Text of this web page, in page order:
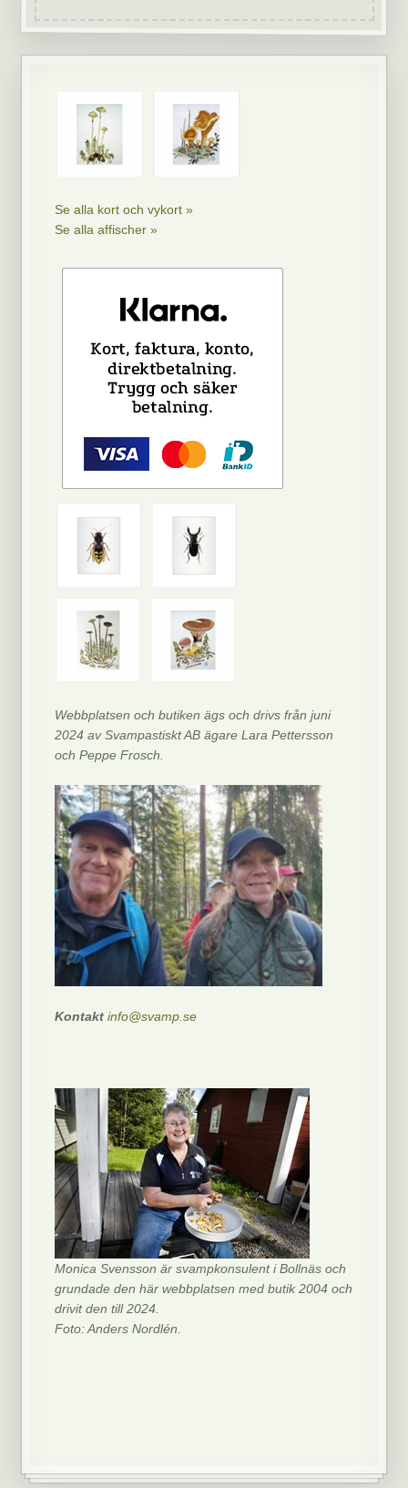
Se alla kort och vykort »
Se alla affischer »
Webbplatsen och butiken ägs och drivs från juni
2024 av Svampastiskt AB ägare Lara Pettersson
och Peppe Frosch.
Kontaktinfo@svamp.se
Monica Svensson är svampkonsulent i Bollnäs och
grundade den här webbplatsen med butik 2004 och
drivit den till 2024.
Foto: Anders Nordlén.